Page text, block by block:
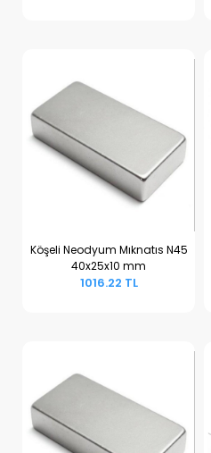
Sepete Ekle
Köşeli Neodyum Mıknatıs N45
40x25x10 mm
1016.22 TL